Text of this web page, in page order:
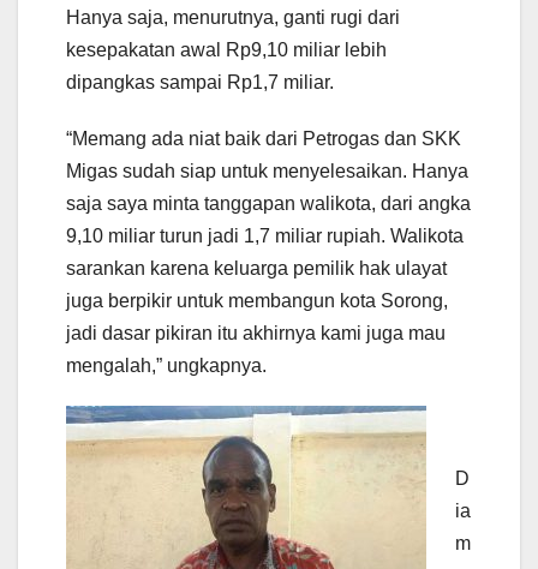
Hanya saja, menurutnya, ganti rugi dari
kesepakatan awal Rp9,10 miliar lebih
dipangkas sampai Rp1,7 miliar.
“Memang ada niat baik dari Petrogas dan SKK
Migas sudah siap untuk menyelesaikan. Hanya
saja saya minta tanggapan walikota, dari angka
9,10 miliar turun jadi 1,7 miliar rupiah. Walikota
sarankan karena keluarga pemilik hak ulayat
juga berpikir untuk membangun kota Sorong,
jadi dasar pikiran itu akhirnya kami juga mau
mengalah,” ungkapnya.
D
ia
m